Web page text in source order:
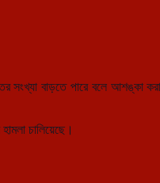
বাড়তে পারে বলে আশঙ্কা
চালিয়েছে।